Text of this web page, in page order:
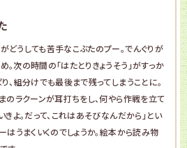
うしても苦手なこぶたのプー。でんぐりが
次の時間の「はたとりきょうそう」がすっか
、組分けでも最後まで残ってしまうことに。
のラクーンが耳打ちをし、何やら作戦を立て
きよ。だって、これはあそびなんだから」とい
はうまくいくのでしょうか。絵本から読み物